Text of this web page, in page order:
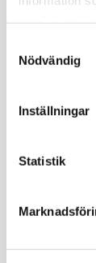
Nödvändig
Inställningar
Statistik